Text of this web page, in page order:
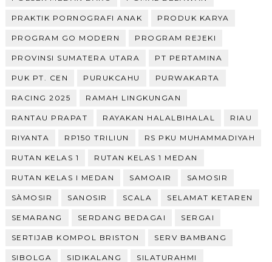
PRAKTIK PORNOGRAFI ANAK PRODUK KARYA
PROGRAM GO MODERN PROGRAM REJEKI
PROVINSI SUMATERA UTARA PT PERTAMINA
PUK PT. CEN PURUKCAHU PURWAKARTA
RACING 2025 RAMAH LINGKUNGAN
RANTAU PRAPAT RAYAKAN HALALBIHALAL RIAU
RIYANTA RP150 TRILIUN RS PKU MUHAMMADIYAH
RUTAN KELAS 1 RUTAN KELAS 1 MEDAN
RUTAN KELAS I MEDAN SAMOAIR SAMOSIR
SÀMOSIR SANOSIR SCALA SELAMAT KETAREN
SEMARANG SERDANG BEDAGAI SERGAI
SERTIJAB KOMPOL BRISTON SERV BAMBANG
SIBOLGA SIDIKALANG SILATURAHMI